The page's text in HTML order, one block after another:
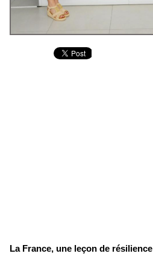
La France, une leçon de résilience